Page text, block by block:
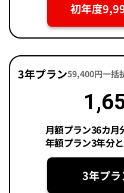
初年度
3年プラン59,400円一括
月額プラン36カ月
年額プラン3年分
3年プラ